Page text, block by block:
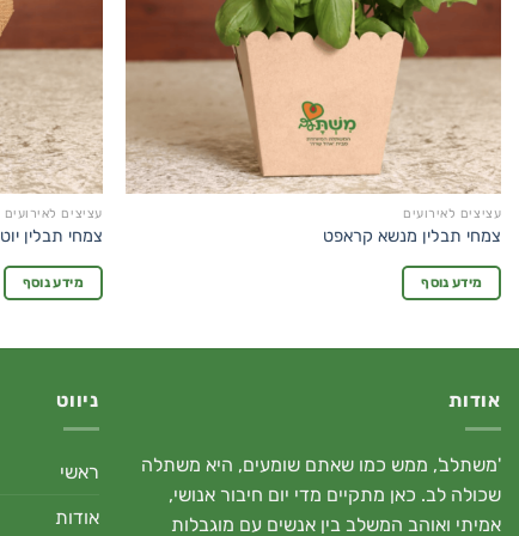
עציצים לאירועים
צמחי תבלין מנשא קראפט
מידע נוסף
עציצים לאירועים
צמחי תבלין
מידע נוסף
אודות
'משתלב', ממש כמו שאתם שומעים, היא משתלה
שכולה לב. כאן מתקיים מדי יום חיבור אנושי,
אמיתי ואוהב המשלב בין אנשים עם מוגבלות
ניווט
ראשי
אודות